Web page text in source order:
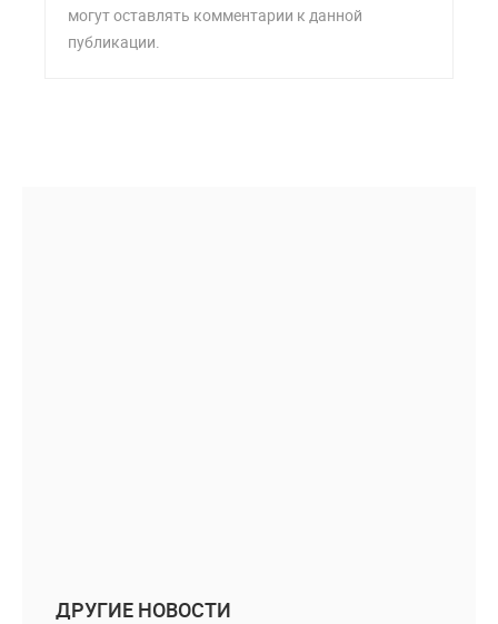
могут оставлять комментарии к данной
публикации.
ДРУГИЕ НОВОСТИ